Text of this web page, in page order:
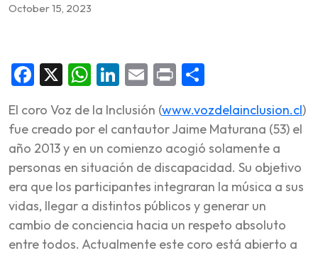
October 15, 2023
Facebook
X WhatsApp
LinkedIn
Email
Print
El coro Voz de la Inclusión (www.vozdelainclusion.cl)
fue creado por el cantautor Jaime Maturana (53) el
año 2013 y en un comienzo acogió solamente a
personas en situación de discapacidad. Su objetivo
era que los participantes integraran la música a sus
vidas, llegar a distintos públicos y generar un
cambio de conciencia hacia un respeto absoluto
entre todos. Actualmente este coro está abierto a